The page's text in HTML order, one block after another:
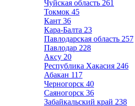
Чуйская область 261
Токмок 45
Кант 36
Кара-Балта 23
Павлодарская область 257
Павлодар 228
Аксу 20
Республика Хакасия 246
Абакан 117
Черногорск 40
Саяногорск 36
Забайкальский край 238